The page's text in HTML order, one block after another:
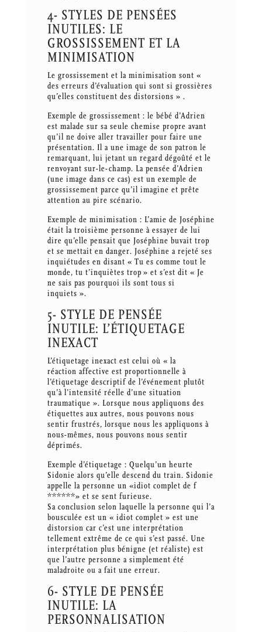
4- STYLES DE PENSÉES
INUTILES: LE
GROSSISSEMENT ET LA
MINIMISATION
Le grossissement et la minimisation sont «
des erreurs d’évaluation qui sont si grossières
qu’elles constituent des distorsions » .
Exemple de grossissement : le bébé d’Adrien
est malade sur sa seule chemise propre avant
qu’il ne doive aller travailler pour faire une
présentation. Il a une image de son patron le
remarquant, lui jetant un regard dégoûté et le
renvoyant sur-le-champ. La pensée d’Adrien
(une image dans ce cas) est un exemple de
grossissement parce qu’il imagine et prête
attention au pire scénario.
Exemple de minimisation : L’amie de Joséphine
était la troisième personne à essayer de lui
dire qu’elle pensait que Joséphine buvait trop
et se mettait en danger. Joséphine a rejeté ses
inquiétudes en disant « Tu es comme tout le
monde, tu t’inquiètes trop » et s’est dit « Je
ne sais pas pourquoi ils sont tous si
inquiets ».
5- STYLE DE PENSÉE
INUTILE: L’ÉTIQUETAGE
INEXACT
L’étiquetage inexact est celui où « la
réaction affective est proportionnelle à
l’étiquetage descriptif de l’événement plutôt
qu’à l’intensité réelle d’une situation
traumatique ». Lorsque nous appliquons des
étiquettes aux autres, nous pouvons nous
sentir frustrés, lorsque nous les appliquons à
nous-mêmes, nous pouvons nous sentir
déprimés.
Exemple d’étiquetage : Quelqu’un heurte
Sidonie alors qu’elle descend du train. Sidonie
appelle la personne un «idiot complet de f
******» et se sent furieuse.
Sa conclusion selon laquelle la personne qui l’a
bousculée est un « idiot complet » est une
distorsion car c’est une interprétation
tellement extrême de ce qui s’est passé. Une
interprétation plus bénigne (et réaliste) est
que l’autre personne a simplement été
maladroite ou a fait une erreur.
6- STYLE DE PENSÉE
INUTILE: LA
PERSONNALISATION